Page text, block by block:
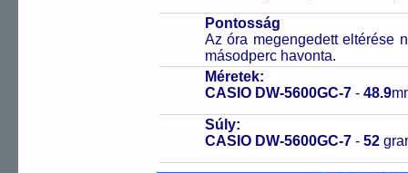
Pontosság
Az óra megengedett eltérése
másodperc havonta.
Méretek:
CASIO DW-5600GC-7 - 48.9
Súly:
CASIO DW-5600GC-7 - 52